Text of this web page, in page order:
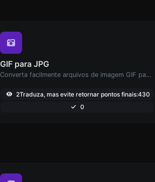
GIF para JPG
Converta facilmente arquivos de imagem GIF para JPG.
2Traduza, mas evite retornar pontos finais:430
0